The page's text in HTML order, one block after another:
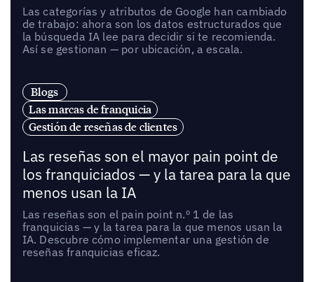
Las categorías y atributos de Google han cambiado
de trabajo: ahora son los datos estructurados que
la búsqueda IA lee para decidir si te recomienda.
Así se gestionan — por ubicación, a escala.
Blogs
Las marcas de franquicia
Gestión de reseñas de clientes
Las reseñas son el mayor pain point de
los franquiciados — y la tarea para la que
menos usan la IA
Las reseñas son el pain point n.º 1 de las
franquicias — y la tarea para la que menos usan la
IA. Descubre cómo implementar una gestión de
reseñas franquicias eficaz.